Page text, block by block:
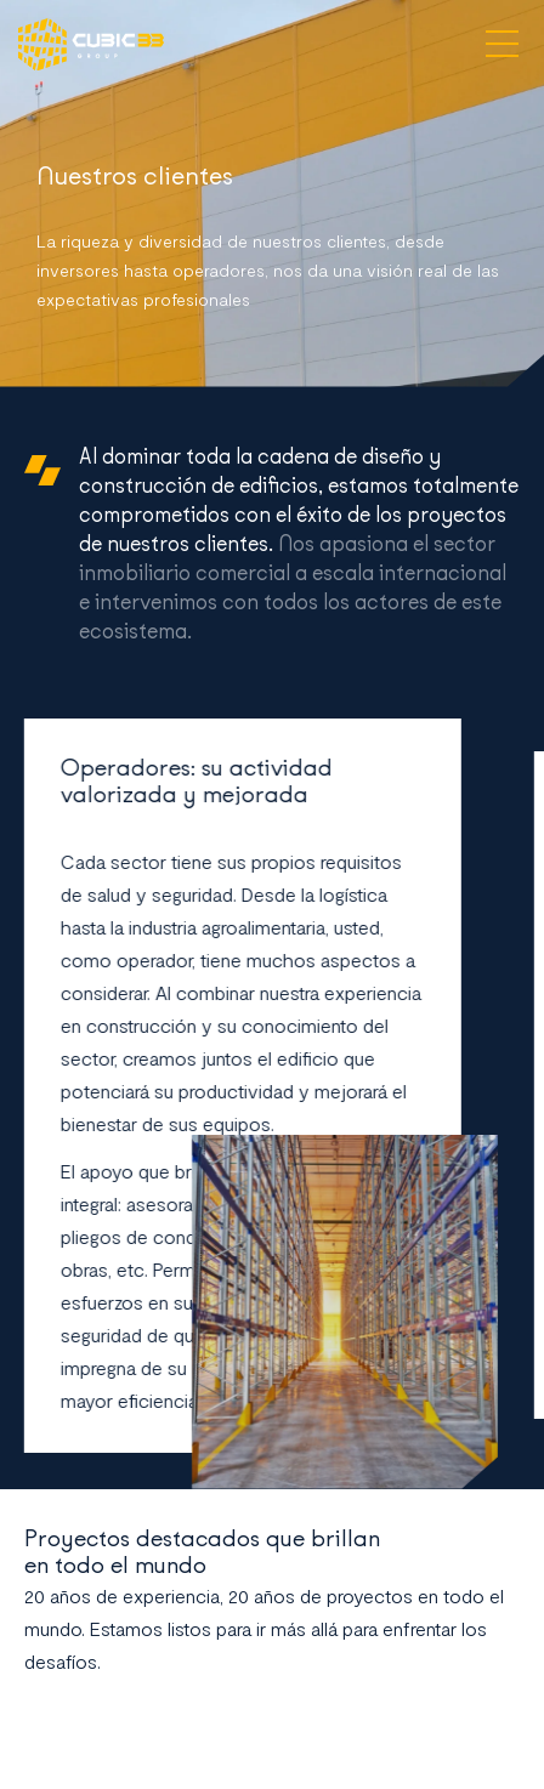
Nuestros clientes
La riqueza y diversidad de nuestros clientes, desde
inversores hasta operadores, nos da una visión real de las
expectativas profesionales
Al dominar toda la cadena de diseño y
construcción de edificios, estamos totalmente
comprometidos con el éxito de los proyectos
de nuestros clientes. Nos apasiona el sector
inmobiliario comercial a escala internacional
e intervenimos con todos los actores de este
ecosistema.
Operadores: su actividad
valorizada y mejorada
Cada sector tiene sus propios requisitos
de salud y seguridad. Desde la logística
hasta la industria agroalimentaria, usted,
como operador, tiene muchos aspectos a
considerar. Al combinar nuestra experiencia
en construcción y su conocimiento del
sector, creamos juntos el edificio que
potenciará su productividad y mejorará el
bienestar de sus equipos.
El apoyo que brinda CUBIC33 Grupo es
integral: asesoramiento, redacción de
pliegos de condiciones, seguimiento de
obras, etc. Permitimos así centrar sus
esfuerzos en su negocio principal. Tenga la
seguridad de que CUBIC33 Group se
impregna de su actividad para lograr una
mayor eficiencia.
Proyectos destacados que brillan
en todo el mundo
20 años de experiencia, 20 años de proyectos en todo el
mundo. Estamos listos para ir más allá para enfrentar los
desafíos.
Visión y Desafíos
Servicios y especialidades
Proyectos
Nuestras agencias
Contacto
Español